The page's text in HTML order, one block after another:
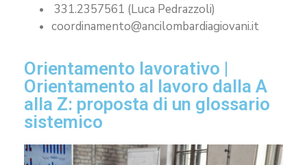
331.2357561 (Luca Pedrazzoli)
coordinamento@ancilombardiagiovani.it
Orientamento lavorativo |
Orientamento al lavoro dalla A
alla Z: proposta di un glossario
sistemico